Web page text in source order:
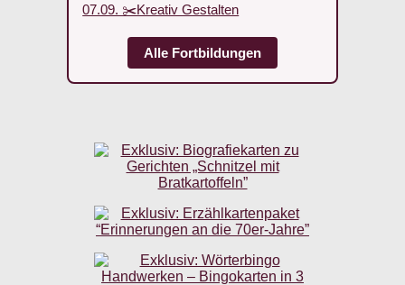
07.09. ✂️Kreativ Gestalten
Alle Fortbildungen